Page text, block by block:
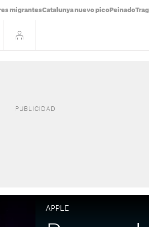
migrantesCatalunya nuevo pico Peinado
APPLE